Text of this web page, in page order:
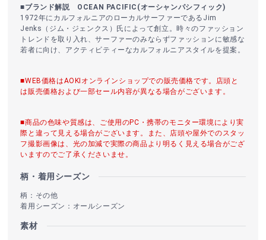
■ブランド解説 OCEAN PACIFIC(オーシャンパシフィック)
1972年にカルフォルニアのローカルサーファーであるJim
Jenks（ジム・ジェンクス）氏によって創立。時々のファッション
トレンドを取り入れ、サーファーのみならずファッションに敏感な
若者に向け、アクティビティーなカルフォルニアスタイルを提案。
■WEB価格はAOKIオンラインショップでの販売価格です。店頭と
は販売価格および一部セール内容が異なる場合がございます。
■商品の色味や質感は、ご使用のPC・携帯のモニター環境により実
際と違って見える場合がございます。また、店頭や屋外でのスタッ
フ撮影画像は、光の加減で実際の商品より明るく見える場合がござ
いますのでご了承くださいませ。
柄・着用シーズン
柄：その他
着用シーズン：オールシーズン
素材